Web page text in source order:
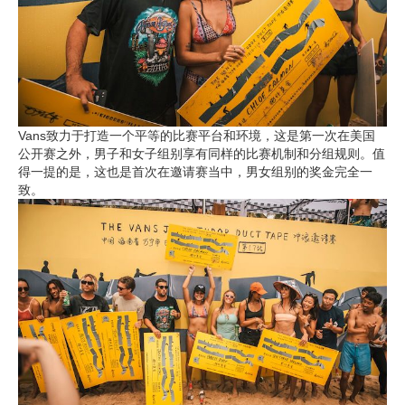
Vans致力于打造一个平等的比赛平台和环境，这是第一次在美国
公开赛之外，男子和女子组别享有同样的比赛机制和分组规则。值
得一提的是，这也是首次在邀请赛当中，男女组别的奖金完全一
致。